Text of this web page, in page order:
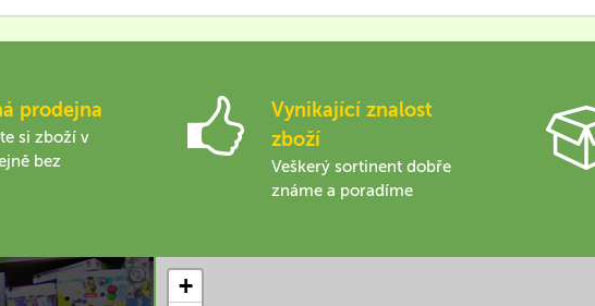
prodejna
si zboží v
bez
Vynikající znalost
zboží
Veškerý sortinent dobře
známe a poradíme
+